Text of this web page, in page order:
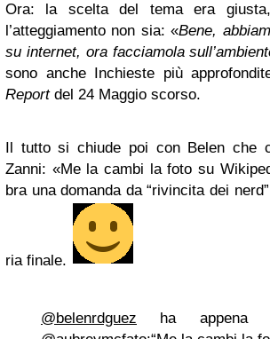
Ora: la scelta del tema era
l’atteggiamento non sia: «Bene,
su inter­net, ora fac­cia­mola
sono anche Inchie­ste più
Reportdel 24 Mag­gio scorso.
Il tutto si chiude poi con Belen che
Zanni: «Me la cambi la foto su
bra una domanda da “rivin­cita dei
ria finale.
@belenrdguez ha appena